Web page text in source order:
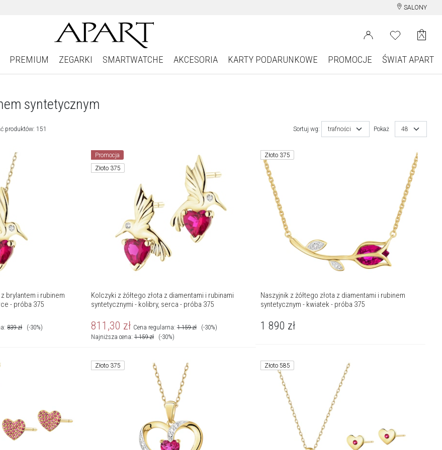
SALONY
PREMIUM ZEGARKI SMARTWATCHE AKCESORIA KARTY PODARUNKOWE PROMOCJE ŚWIAT APART
syntetycznym
Sortuj wg: trafności Pokaż 48
produktów: 151
brylantem i rubinem
- próba 375
839 zł
(-30%)
Promocja
Złoto 375
Kolczyki z żółtego złota z diamentami i rubinami
syntetycznymi - kolibry, serca - próba 375
811,30 zł Cena regularna:1 159 zł
(-30%)
Najniższa cena:1 159 zł (-30%)
Złoto 375
Naszyjnik z żółtego złota z diamentami i rubinem
syntetycznym - kwiatek - próba 375
1 890 zł
Złoto 375 Złoto 585